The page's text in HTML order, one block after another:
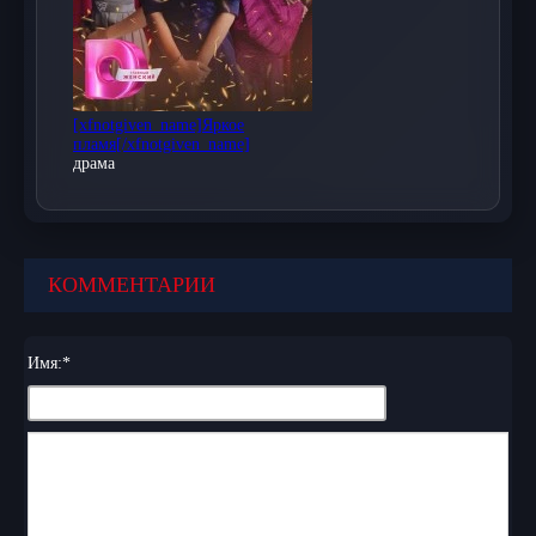
Присоединяйтесь к миллионам зрителей и
откройте для себя мир турецких сериалов на
нашем сайте!
[xfnotgiven_name]Яркое
пламя[/xfnotgiven_name]
драма
КОММЕНТАРИИ
Имя:*